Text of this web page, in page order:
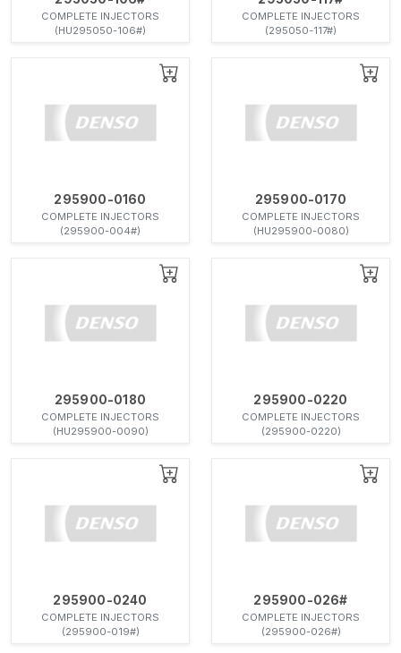
COMPLETE INJECTORS
(HU295050-106#)
COMPLETE INJECTORS
(295050-117#)
295900-0160
COMPLETE INJECTORS
(295900-004#)
295900-0170
COMPLETE INJECTORS
(HU295900-0080)
295900-0180
COMPLETE INJECTORS
(HU295900-0090)
295900-0220
COMPLETE INJECTORS
(295900-0220)
295900-0240
COMPLETE INJECTORS
(295900-019#)
295900-026#
COMPLETE INJECTORS
(295900-026#)